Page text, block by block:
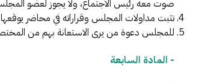
صوت معه رئيس الاجتماع، ولا يجوز لعضو
تثبت مداولات المجلس وقراراته في محاضر
للمجلس دعوة من يرى الاستعانة بهم من
- المادة السابعة